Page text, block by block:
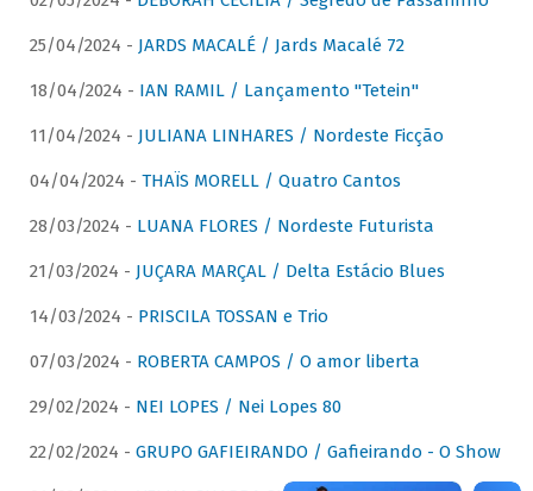
25/04/2024 - JARDS MACALÉ / Jards Macalé 72
18/04/2024 - IAN RAMIL / Lançamento "Tetein"
11/04/2024 - JULIANA LINHARES / Nordeste Ficção
04/04/2024 - THAÏS MORELL / Quatro Cantos
28/03/2024 - LUANA FLORES / Nordeste Futurista
21/03/2024 - JUÇARA MARÇAL / Delta Estácio Blues
14/03/2024 - PRISCILA TOSSAN e Trio
07/03/2024 - ROBERTA CAMPOS / O amor liberta
29/02/2024 - NEI LOPES / Nei Lopes 80
22/02/2024 - GRUPO GAFIEIRANDO / Gafieirando - O Show